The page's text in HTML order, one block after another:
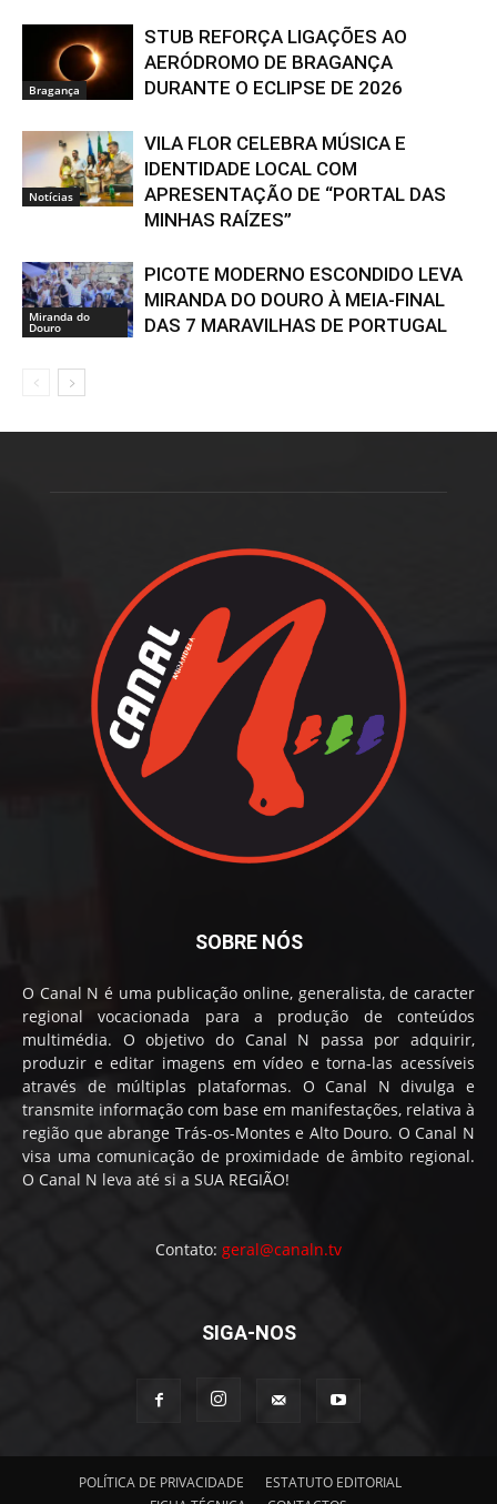
Bragança
STUB REFORÇA LIGAÇÕES AO
AERÓDROMO DE BRAGANÇA
DURANTE O ECLIPSE DE 2026
Notícias
VILA FLOR CELEBRA MÚSICA E
IDENTIDADE LOCAL COM
APRESENTAÇÃO DE “PORTAL DAS
MINHAS RAÍZES”
Miranda do
Douro
PICOTE MODERNO ESCONDIDO LEVA
MIRANDA DO DOURO À MEIA-FINAL
DAS 7 MARAVILHAS DE PORTUGAL
SOBRE NÓS
O Canal N é uma publicação online, generalista, de caracter
regional vocacionada para a produção de conteúdos
multimédia. O objetivo do Canal N passa por adquirir,
produzir e editar imagens em vídeo e torna-las acessíveis
através de múltiplas plataformas. O Canal N divulga e
transmite informação com base em manifestações, relativa à
região que abrange Trás-os-Montes e Alto Douro. O Canal N
visa uma comunicação de proximidade de âmbito regional.
O Canal N leva até si a SUA REGIÃO!
Contato: geral@canaln.tv
SIGA-NOS
POLÍTICA DE PRIVACIDADE
ESTATUTO EDITORIAL